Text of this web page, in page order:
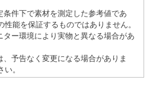
件下で素材を測定した参考値であ
能を保証するものではありません。
ー環境により実物と異なる場合があ
予告なく変更になる場合がありま
。